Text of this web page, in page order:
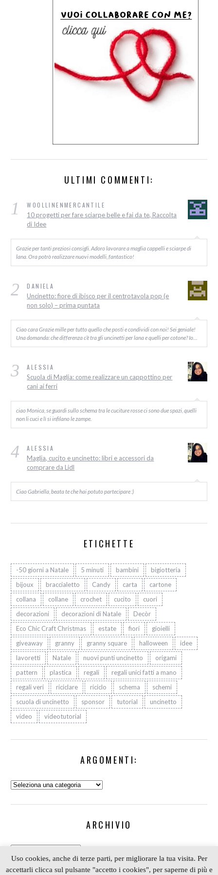
ULTIMI COMMENTI:
1 WOOLLINENMERCANTILE
10 progetti per fare sciarpe belle e fai da te, Raccolta
di Idee
Grazie per tanti preziosi consigli. Adoro lavorare a maglia cappelli e sciarpe di
lana. Ora potrò realizzare nuovi modelli, fantastico!
2 DANIELA
Uncinetto: fiore di ibisco per il centrotavola pop (e
non solo) – prima puntata
Ciao cara Grazie mille per tutto quello che posti e condividi con noi! Sei geniale!
Una domanda: che differenza c’è tra gli uncinetti per lana e quelli per cotone? Io…
3 ALESSIA
Scuola di Maglia: come realizzare un cappottino per
cani ai ferri
ciao Monica, se guardi sullo schema tra le cuciture rosse ci sono due spazi, quelli
non li cuci e lì si infilano le zampe.
4 ALESSIA
Maglia, cucito e uncinetto: libri e accessori da
comprare da Lidl
Ciao Gabriella, beata te che hai potuto partecipare :)
ETICHETTE
-50 giorni a Natale 5 minuti bambini
bigiotteria
bijoux
braccialetto Candy carta
cartone
collana
collane crochet cucito
cuori
decorazioni
decorazioni di Natale
Decòr
Eco Chic Craft Christmas
estate fiori
gioielli
giveaway
granny granny square halloween
idee
lavoretti
Natale nuovi punti uncinetto
origami
pattern
plastica regali
regali unici fatti a mano
regali veri
riciclare riciclo schema
schemi
scuola di uncinetto
sponsor tutorial
uncinetto
video
videotutorial
ARGOMENTI:
Argomenti:
ARCHIVIO
Archivio
Uso cookies, anche di terze parti, per migliorare la tua visita. Per
accettarli clicca sul pulsante "accetto i cookies", per saperne di più e